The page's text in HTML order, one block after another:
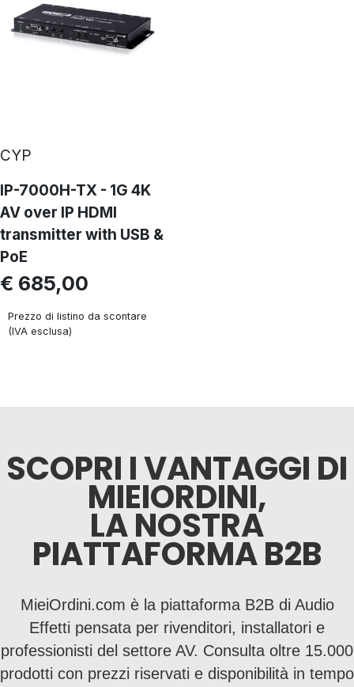
CYP
IP-7000H-TX - 1G 4K
AV over IP HDMI
transmitter with USB &
PoE
€ 685,00
Prezzo di listino da scontare
(IVA esclusa)
SCOPRI I VANTAGGI DI
MIEIORDINI,
LA NOSTRA
PIATTAFORMA B2B
MieiOrdini.com è la piattaforma B2B di Audio
Effetti pensata per rivenditori, installatori e
professionisti del settore AV. Consulta oltre 15.000
prodotti con prezzi riservati e disponibilità in tempo